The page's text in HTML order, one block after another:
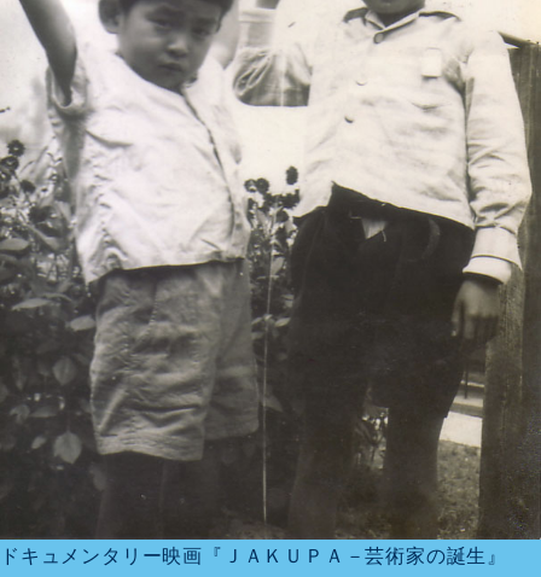
ドキュメンタリー映画『ＪＡＫＵＰＡ－芸術家の誕生』